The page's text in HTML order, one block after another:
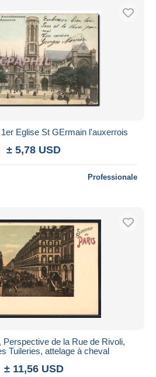
Eglise St GErmain l'auxerrois
± 5,78 USD
Professionale
Perspective de la Rue de Rivoli,
Tuileries, attelage à cheval
± 11,56 USD